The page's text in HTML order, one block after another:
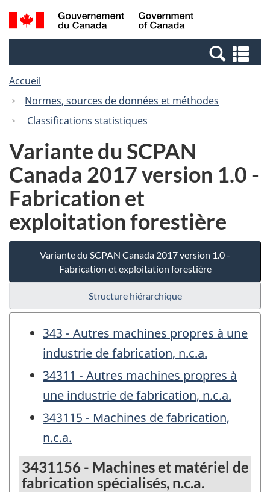
Passer
au
Passer
à
Canada
Recherche
et
et
Accueil
Normes, sources de données et méthodes
Classifications statistiques
Variante du SCPAN
Canada 2017 version 1.0 -
Fabrication et
exploitation forestière
Variante du SCPAN Canada 2017 version 1.0 -
Fabrication et exploitation forestière
Structure hiérarchique
343 - Autres machines propres à une
industrie de fabrication, n.c.a.
34311 - Autres machines propres à
une industrie de fabrication, n.c.a.
343115 - Machines de fabrication,
n.c.a.
3431156 - Machines et matériel de
fabrication spécialisés, n.c.a.